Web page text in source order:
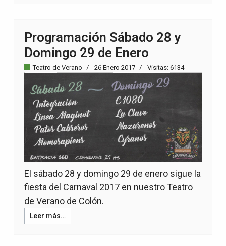
Programación Sábado 28 y
Domingo 29 de Enero
Teatro de Verano 26 Enero 2017 Visitas: 6134
El sábado 28 y domingo 29 de enero sigue la
fiesta del Carnaval 2017 en nuestro Teatro
de Verano de Colón.
Leer más…